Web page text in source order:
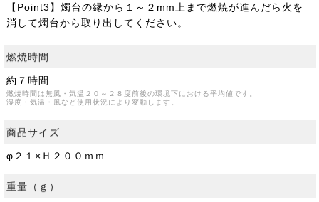
【Point3】燭台の縁から１～２mm上まで燃焼が進んだら火を
消して燭台から取り出してください。
燃焼時間
約７時間
燃焼時間は無風・気温２０～２８度前後の環境下における平均値です。
湿度・気温・風など使用状況により変動します。
商品サイズ
φ２１×Ｈ２００ｍｍ
重量（ｇ）